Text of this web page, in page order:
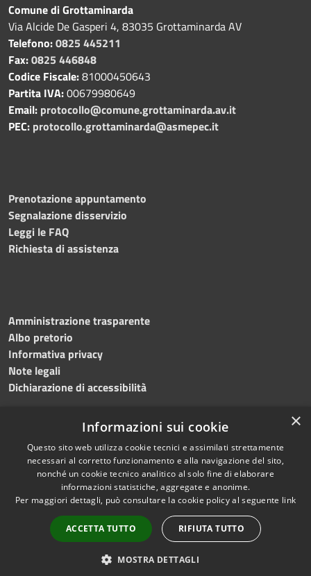
Comune di Grottaminarda
Via Alcide De Gasperi 4, 83035 Grottaminarda AV
Telefono:0825 445211
Fax:0825 446848
Codice Fiscale:81000450643
Partita IVA:00679980649
Email: protocollo@comune.grottaminarda.av.it
PEC: protocollo.grottaminarda@asmepec.it
Prenotazione appuntamento
Segnalazione disservizio
Leggi le FAQ
Richiesta di assistenza
Amministrazione trasparente
Albo pretorio
Informativa privacy
Note legali
Dichiarazione di accessibilità
RSS
Accessibilità
Cookie
Mappa del sito
Numeri utili
Copyright © 2024 •
Comune diGrottaminarda
• Powered byMunicipium
•Redazione
×
Informazioni sui cookie
Questo sito web utilizza cookie tecnici e assimilati strettamente
necessari al corretto funzionamento e alla navigazione del sito,
nonché un cookie tecnico analitico al solo fine di elaborare
informazioni statistiche, aggregate e anonime.
Per maggiori dettagli, può consultare la cookie policy al seguente link
ACCETTA TUTTO RIFIUTA TUTTO
MOSTRA DETTAGLI